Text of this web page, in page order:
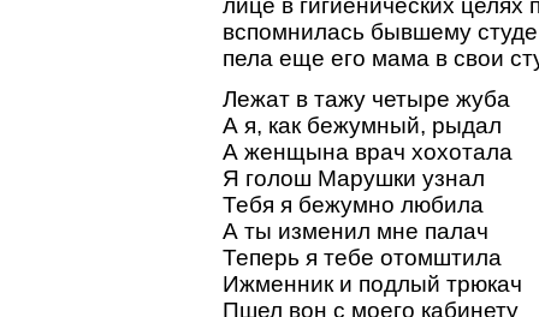
лице в гигиенических целях
вспомнилась бывшему
пела еще его мама в свои
Лежат в тажу четыре жуба
А я, как бежумный, рыдал
А женщына врач хохотала
Я голош Марушки узнал
Тебя я бежумно любила
А ты изменил мне палач
Теперь я тебе отомштила
Ижменник и подлый трюкач
Пшел вон с моего кабинету